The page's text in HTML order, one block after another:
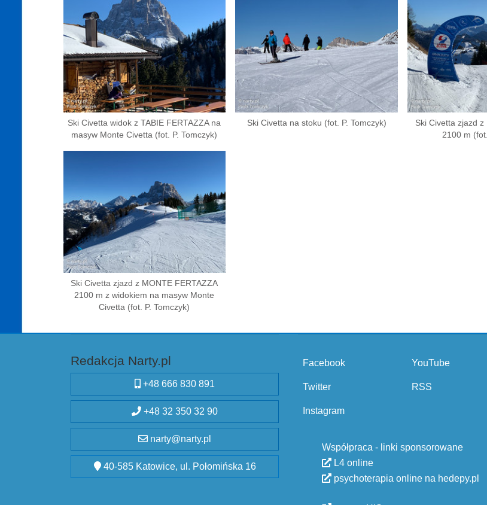
Ski Civetta widok z TABIE FERTAZZA na
masyw Monte Civetta (fot. P. Tomczyk)
Ski Civetta na stoku (fot. P. Tomczyk)
Ski Civetta zjazd
2100 m
Ski Civetta zjazd z MONTE FERTAZZA
2100 m z widokiem na masyw Monte
Civetta (fot. P. Tomczyk)
Redakcja Narty.pl
+48 666 830 891
+48 32 350 32 90
narty@narty.pl
40-585 Katowice, ul. Połomińska 16
Facebook
Twitter
Instagram
YouTube
RSS
Współpraca - linki sponsorowane
L4 online
psychoterapia online na hedepy.pl